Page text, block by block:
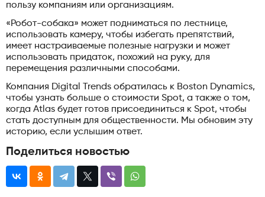
пользу компаниям или организациям.
«Робот-собака» может подниматься по лестнице,
использовать камеру, чтобы избегать препятствий,
имеет настраиваемые полезные нагрузки и может
использовать придаток, похожий на руку, для
перемещения различными способами.
Компания Digital Trends обратилась к Boston Dynamics,
чтобы узнать больше о стоимости Spot, а также о том,
когда Atlas будет готов присоединиться к Spot, чтобы
стать доступным для общественности. Мы обновим эту
историю, если услышим ответ.
Поделиться новостью